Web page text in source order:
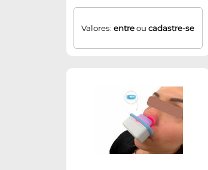
Valores: entreou cadastre-se